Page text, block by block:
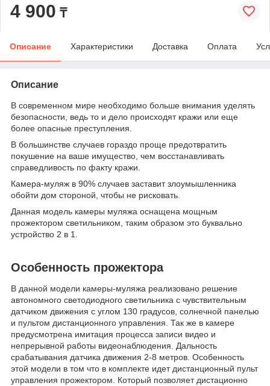
4 900 ₸
Описание Характеристики Доставка Оплата
Описание
В современном мире необходимо больше внимания уделять
безопасности, ведь то и дело происходят кражи или еще
более опасные преступления.
В большинстве случаев гораздо проще предотвратить
покушение на ваше имущество, чем восстанавливать
справедливость по факту кражи.
Камера-муляж в 90% случаев заставит злоумышленника
обойти дом стороной, чтобы не рисковать.
Данная модель камеры муляжа оснащена мощным
прожектором светильником, таким образом это буквально
устройство 2 в 1.
Особенность прожектора
В данной модели камеры-муляжа реализовано решение
автономного светодиодного светильника с чувствительным
датчиком движения с углом 130 градусов, солнечной панелью
и пультом дистанционного управления. Так же в камере
предусмотрена имитация процесса записи видео и
непрерывной работы видеонаблюдения. Дальность
срабатывания датчика движения 2-8 метров. Особенность
этой модели в том что в комплекте идет дистанционный пульт
управления прожектором. Который позволяет дистационно